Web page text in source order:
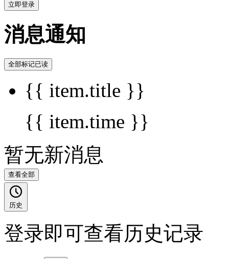
立即登录
消息通知
全部标记已读
{{ item.title }}
{{ item.time }}
暂无新消息
查看全部
历史
登录即可查看历史记录